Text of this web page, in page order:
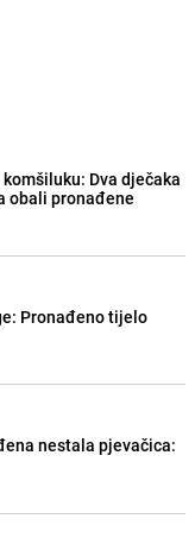
Dva dječaka
obali pronađene
Pronađeno tijelo
nestala pjevačica: